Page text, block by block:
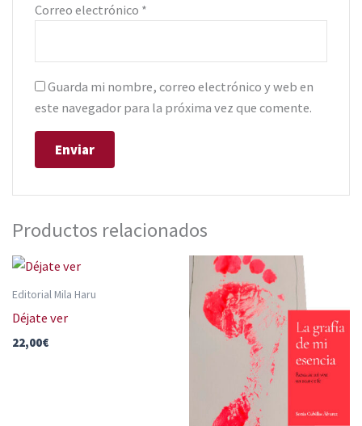
Correo electrónico *
Guarda mi nombre, correo electrónico y web en
este navegador para la próxima vez que comente.
Productos relacionados
Editorial Mila Haru
Déjate ver
22,00€